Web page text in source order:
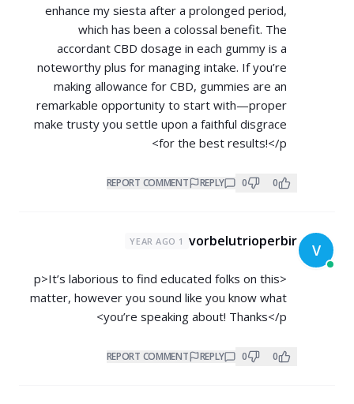
enhance my siesta after a prolonged period,
which has been a colossal benefit. The
accordant CBD dosage in each gummy is a
noteworthy plus for managing intake. If you’re
making allowance for CBD, gummies are an
remarkable opportunity to start with—proper
make trusty you settle upon a faithful disgrace
for the best results!</p>
0
0
REPLY
REPORT COMMENT
V
vorbelutrioperbir
1 YEAR AGO
<p>It’s laborious to find educated folks on this
matter, however you sound like you know what
you’re speaking about! Thanks</p>
0
0
REPLY
REPORT COMMENT